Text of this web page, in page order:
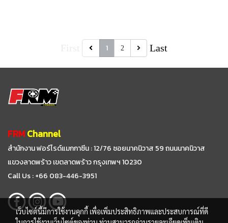
1 2 Last
FRMChannel
สำนักงาน ฟอร์ไรด์แมกกาซีน : 12/76 ซอยนาคนิวาส 59ถนนนาคนิวาส
แขวงลาดพร้าว เขตลาดพร้าว กรุงเทพฯ 10230
Call Us : +66 083-446-3951
เว็บไซต์นี้มีการใช้งานคุกกี้ เพื่อเพิ่มประสิทธิภาพและประสบการณ์ที่ดี